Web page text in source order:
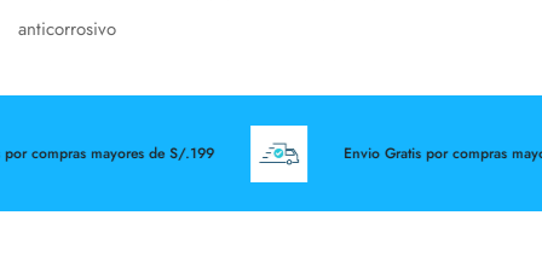
anticorrosivo
compras mayores de S/.199 Envio Gratis por compras